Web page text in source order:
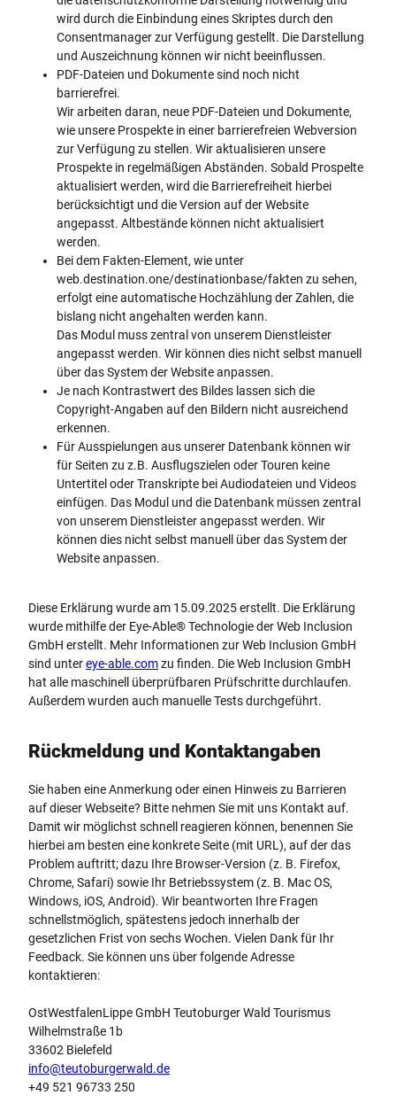
wird durch die Einbindung eines Skriptes durch den
Consentmanager zur Verfügung gestellt. Die Darstellung
und Auszeichnung können wir nicht beeinflussen.
PDF-Dateien und Dokumente sind noch nicht
barrierefrei.
Wir arbeiten daran, neue PDF-Dateien und Dokumente,
wie unsere Prospekte in einer barrierefreien Webversion
zur Verfügung zu stellen. Wir aktualisieren unsere
Prospekte in regelmäßigen Abständen. Sobald Prospelte
aktualisiert werden, wird die Barrierefreiheit hierbei
berücksichtigt und die Version auf der Website
angepasst. Altbestände können nicht aktualisiert
werden.
Bei dem Fakten-Element, wie unter
web.destination.one/destinationbase/fakten zu sehen,
erfolgt eine automatische Hochzählung der Zahlen, die
bislang nicht angehalten werden kann.
Das Modul muss zentral von unserem Dienstleister
angepasst werden. Wir können dies nicht selbst manuell
über das System der Website anpassen.
Je nach Kontrastwert des Bildes lassen sich die
Copyright-Angaben auf den Bildern nicht ausreichend
erkennen.
Für Ausspielungen aus unserer Datenbank können wir
für Seiten zu z.B. Ausflugszielen oder Touren keine
Untertitel oder Transkripte bei Audiodateien und Videos
einfügen. Das Modul und die Datenbank müssen zentral
von unserem Dienstleister angepasst werden. Wir
können dies nicht selbst manuell über das System der
Website anpassen.
Diese Erklärung wurde am 15.09.2025 erstellt. Die Erklärung
wurde mithilfe der Eye-Able® Technologie der Web Inclusion
GmbH erstellt. Mehr Informationen zur Web Inclusion GmbH
sind untereye-able.comzu finden. Die Web Inclusion GmbH
hat alle maschinell überprüfbaren Prüfschritte durchlaufen.
Außerdem wurden auch manuelle Tests durchgeführt.
Rückmeldung und Kontaktangaben
Sie haben eine Anmerkung oder einen Hinweis zu Barrieren
auf dieser Webseite? Bitte nehmen Sie mit uns Kontakt auf.
Damit wir möglichst schnell reagieren können, benennen Sie
hierbei am besten eine konkrete Seite (mit URL), auf der das
Problem auftritt; dazu Ihre Browser-Version (z. B. Firefox,
Chrome, Safari) sowie Ihr Betriebssystem (z. B. Mac OS,
Windows, iOS, Android). Wir beantworten Ihre Fragen
schnellstmöglich, spätestens jedoch innerhalb der
gesetzlichen Frist von sechs Wochen. Vielen Dank für Ihr
Feedback. Sie können uns über folgende Adresse
kontaktieren:
OstWestfalenLippe GmbH Teutoburger Wald Tourismus
Wilhelmstraße 1b
33602 Bielefeld
info@teutoburgerwald.de
+49 521 96733 250